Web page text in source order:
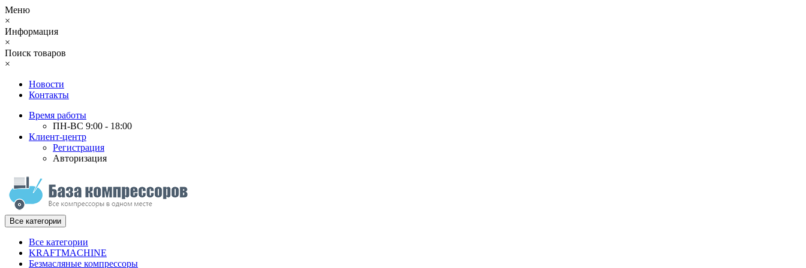
Меню
×
Информация
×
Поиск товаров
×
Новости
Контакты
Время работы
ПН-ВС 9:00 - 18:00
Клиент-центр
Регистрация
Авторизация
Все категории
Все категории
KRAFTMACHINE
Безмасляные компрессоры